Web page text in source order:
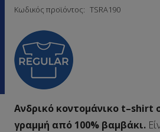
Κωδικός προϊόντος: TSRA190
Ανδρικό κοντομάνικο t–shirt
γραμμή από 100% βαμβάκι.